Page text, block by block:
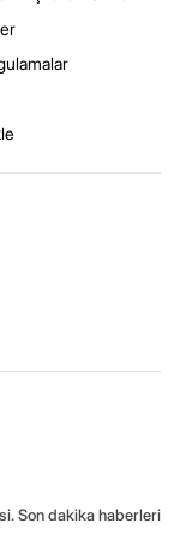
Son dakika haberleri